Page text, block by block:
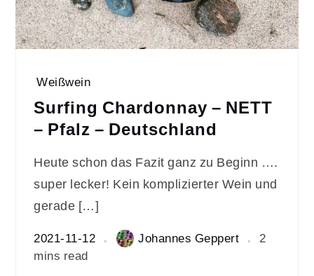
Weißwein
Surfing Chardonnay – NETT
– Pfalz – Deutschland
Heute schon das Fazit ganz zu Beginn ….
super lecker! Kein komplizierter Wein und
gerade […]
2021-11-12 Johannes Geppert
2
mins read